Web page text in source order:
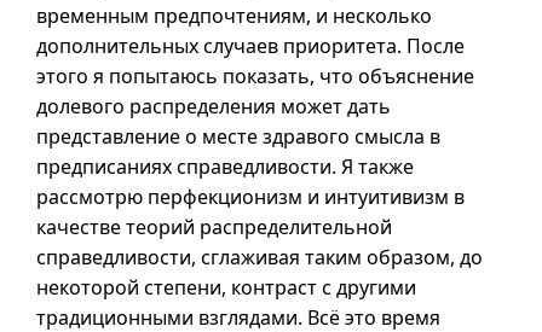
временным предпочтениям, и несколько
дополнительных случаев приоритета. После
этого я попытаюсь показать, что объяснение
долевого распределения может дать
представление о месте здравого смысла в
предписаниях справедливости. Я также
рассмотрю перфекционизм и интуитивизм в
качестве теорий распределительной
справедливости, сглаживая таким образом, до
некоторой степени, контраст с другими
традиционными взглядами. Всё это время